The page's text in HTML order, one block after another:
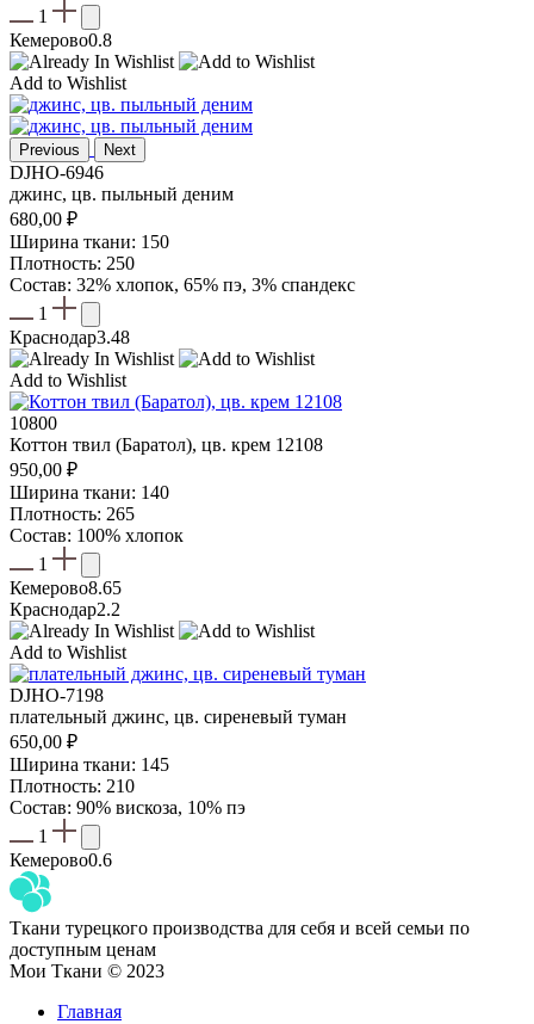
1
Кемерово0.8
Add to Wishlist
Previous Next
DJHO-6946
джинс, цв. пыльный деним
680,00 ₽
Ширина ткани: 150
Плотность: 250
Состав: 32% хлопок, 65% пэ, 3% спандекс
1
Краснодар3.48
Add to Wishlist
10800
Коттон твил (Баратол), цв. крем 12108
950,00 ₽
Ширина ткани: 140
Плотность: 265
Состав: 100% хлопок
1
Кемерово8.65
Краснодар2.2
Add to Wishlist
DJHO-7198
плательный джинс, цв. сиреневый туман
650,00 ₽
Ширина ткани: 145
Плотность: 210
Состав: 90% вискоза, 10% пэ
1
Кемерово0.6
Ткани турецкого производства для себя и всей семьи по
доступным ценам
Мои Ткани © 2023
Главная